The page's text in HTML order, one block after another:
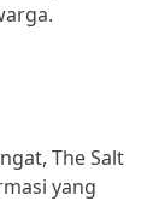
The Salt
yang